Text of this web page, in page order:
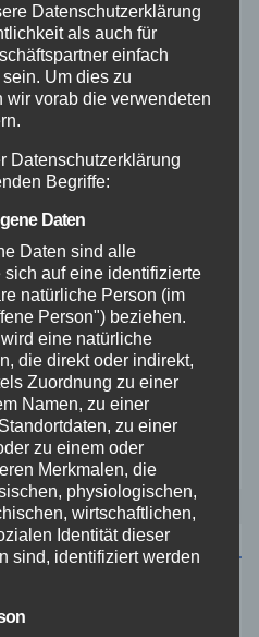
Datenschutzerklärung
als auch für
einfach
Um dies zu
wir vorab die verwendeten
Datenschutzerklärung
Begriffe:
Daten
Daten sind alle
sich auf eine identifizierte
natürliche Person (im
Person") beziehen.
eine natürliche
die direkt oder indirekt,
Zuordnung zu einer
Namen, zu einer
zu einer
zu einem oder
Merkmalen, die
physiologischen,
wirtschaftlichen,
Identität dieser
sind, identifiziert werden